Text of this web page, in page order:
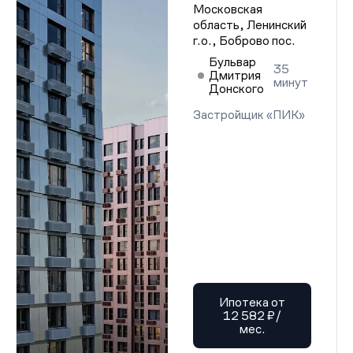
Проектная декларация от 21.01.2026 г.
Проектная декларация от 21.01.2026 г.
Проектная декларация от 21.01.2026 г.
Проектная декларация от 21.01.2026 г.
Проектная декларация от 21.01.2026 г.
Проектная декларация от 21.01.2026 г.
Проектная декларация от 21.01.2026 г.
Проектная декларация от 21.01.2026 г.
Проектная декларация от 21.01.2026 г.
Проектная декларация от 21.01.2026 г.
Проектная декларация от 21.01.2026 г.
Проектная декларация от 21.01.2026 г.
Проектная декларация от 21.01.2026 г.
Проектная декларация от 21.01.2026 г.
Проектная декларация от 21.01.2026 г.
Проектная декларация от 21.01.2026 г.
Проектная декларация от 21.01.2026 г.
Проектная декларация от 21.01.2026 г.
Проектная декларация от 21.01.2026 г.
Проектная декларация от 21.01.2026 г.
Проектная декларация от 21.01.2026 г.
Проектная декларация от 21.01.2026 г.
Проектная декларация от 21.01.2026 г.
Проектная декларация от 21.01.2026 г.
Проектная декларация от 21.01.2026 г.
Проектная декларация от 21.01.2026 г.
Московская
область, Ленинский
г.о., Боброво пос.
Бульвар
Дмитрия
Донского
35
минут
Застройщик «ПИК»
Ипотека от
12 582 ₽/
мес.